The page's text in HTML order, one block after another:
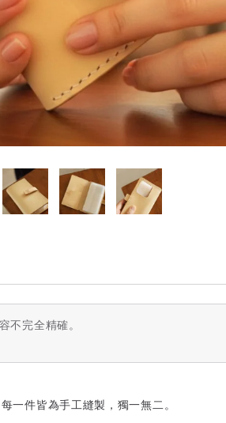
完全精確。
件皆為手工縫製，獨一無二。